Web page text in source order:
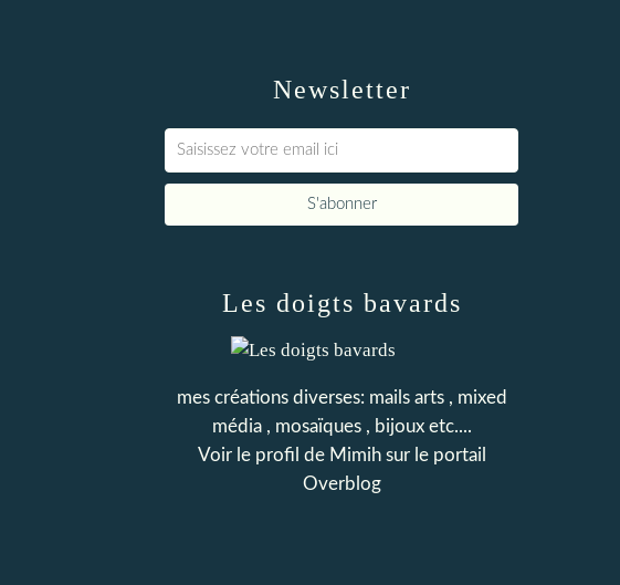
Newsletter
Les doigts bavards
mes créations diverses: mails arts , mixed
média , mosaïques , bijoux etc....
Voir le profil de Mimihsur le portail
Overblog